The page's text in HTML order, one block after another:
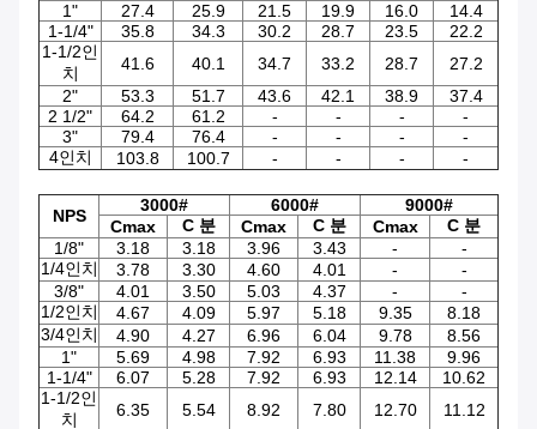
1"
27.4 25.9 21.5 19.9 16.0
14.4
1-1/4"
35.8 34.3 30.2 28.7 23.5
22.2
1-1/2인
치
41.6 40.1 34.7 33.2 28.7
27.2
2"
53.3 51.7 43.6 42.1 38.9
37.4
2 1/2"
64.2 61.2 - - -
-
3"
79.4 76.4 - - -
-
4인치
103.8 100.7 - - - -
NPS
3000# 6000#
9000#
Cmax
C 분 Cmax C 분 Cmax
C 분
1/8"
3.18 3.18 3.96 3.43 -
-
1/4인치
3.78 3.30 4.60 4.01 -
-
3/8"
4.01 3.50 5.03 4.37 -
-
1/2인치
4.67 4.09 5.97 5.18 9.35
8.18
3/4인치
4.90 4.27 6.96 6.04 9.78
8.56
1"
5.69 4.98 7.92 6.93 11.38
9.96
1-1/4"
6.07 5.28 7.92 6.93 12.14
10.62
1-1/2인
치
6.35 5.54 8.92 7.80 12.70
11.12